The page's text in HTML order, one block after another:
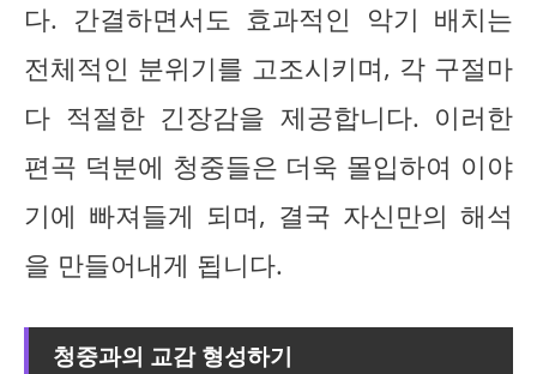
다. 간결하면서도 효과적인 악기 배치는
전체적인 분위기를 고조시키며, 각 구절마
다 적절한 긴장감을 제공합니다. 이러한
편곡 덕분에 청중들은 더욱 몰입하여 이야
기에 빠져들게 되며, 결국 자신만의 해석
을 만들어내게 됩니다.
청중과의 교감 형성하기